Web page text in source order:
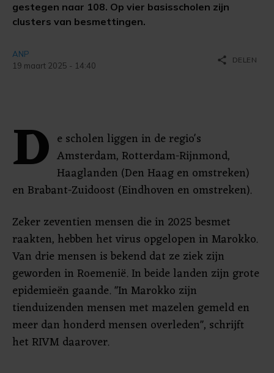
gestegen naar 108. Op vier basisscholen zijn
clusters van besmettingen.
ANP
19 maart 2025 - 14:40
share DELEN
D e scholen liggen in de regio's
Amsterdam, Rotterdam-Rijnmond,
Haaglanden (Den Haag en omstreken)
en Brabant-Zuidoost (Eindhoven en omstreken).
Zeker zeventien mensen die in 2025 besmet
raakten, hebben het virus opgelopen in Marokko.
Van drie mensen is bekend dat ze ziek zijn
geworden in Roemenië. In beide landen zijn grote
epidemieën gaande. "In Marokko zijn
tienduizenden mensen met mazelen gemeld en
meer dan honderd mensen overleden", schrijft
het RIVM daarover.